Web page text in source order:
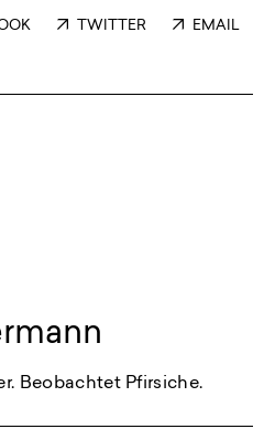
TWITTER EMAIL
Beobachtet Pfirsiche.